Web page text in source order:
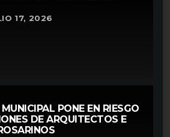
17, 2026
PONE EN RIESGO
DE ARQUITECTOS E